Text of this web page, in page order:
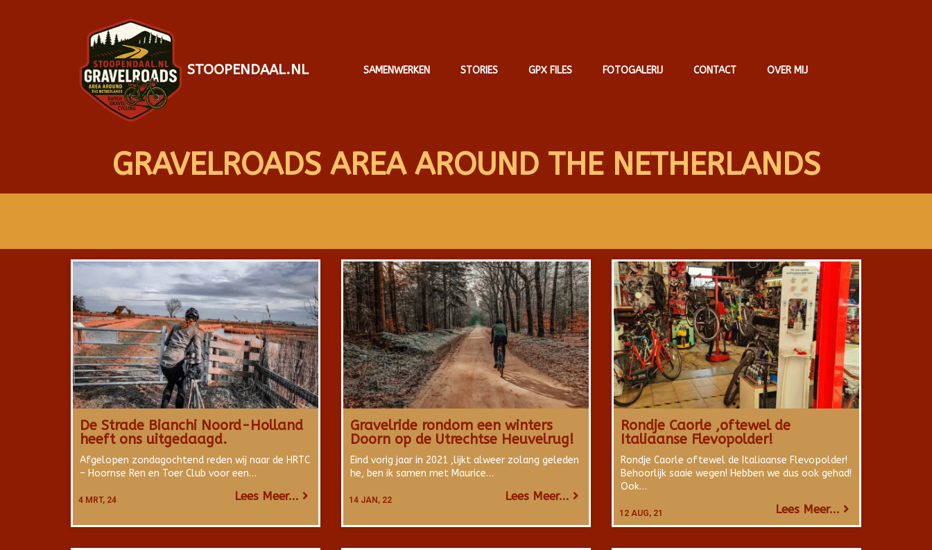
STOOPENDAAL.NL SAMENWERKEN STORIES GPX FILES FOTOGALERIJ CONTACT OVER MIJ
GRAVELROADS AREA AROUND THE NETHERLANDS
De Strade Bianchi Noord-Holland
heeft ons uitgedaagd.
4 MRT, 24
Afgelopen zondagochtend reden wij naar de HRTC
– Hoornse Ren en Toer Club voor een…
Lees Meer...
Gravelride rondom een winters
Doorn op de Utrechtse Heuvelrug!
14 JAN, 22
Eind vorig jaar in 2021 ,lijkt alweer zolang geleden
he, ben ik samen met Maurice…
Lees Meer...
Rondje Caorle ,oftewel de
Italiaanse Flevopolder!
12 AUG, 21
Rondje Caorle oftewel de Italiaanse Flevopolder!
Behoorlijk saaie wegen! Hebben we dus ook gehad!
Ook…
Lees Meer...